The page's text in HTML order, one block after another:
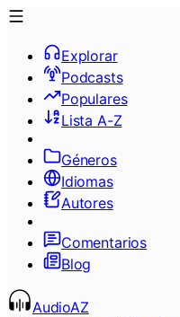
Explorar
Podcasts
Populares
Lista A-Z
Géneros
Idiomas
Autores
Comentarios
Blog
AudioAZ